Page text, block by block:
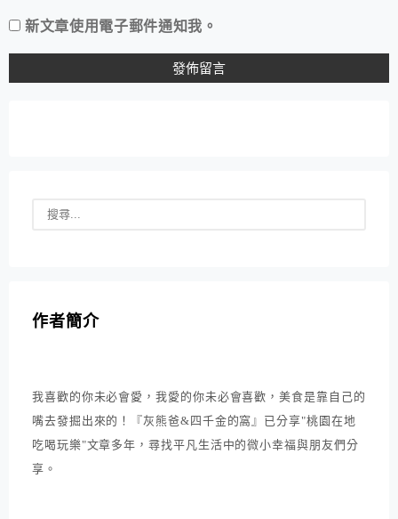
新文章使用電子郵件通知我。
作者簡介
我喜歡的你未必會愛，我愛的你未必會喜歡，美食是靠自己的
嘴去發掘出來的！『灰熊爸&四千金的窩』已分享"桃園在地
吃喝玩樂"文章多年，尋找平凡生活中的微小幸福與朋友們分
享。